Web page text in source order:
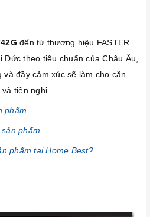
đến từ thương hiệu FASTER
theo tiêu chuẩn của Châu Âu,
đầy cảm xúc sẽ làm cho căn
tiện nghi.
phẩm
phẩm
phẩm tại Home Best?